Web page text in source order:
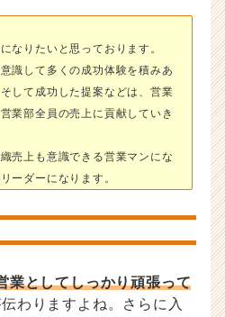
なりたいと思っております。
識して多くの成功体験を積みあ
して成功した提案などは、営業
業部全員の売上に貢献していき
売上も意識できる営業マンにな
ーダーになります。
業としてしっかり頑張って
わりますよね。さらに入